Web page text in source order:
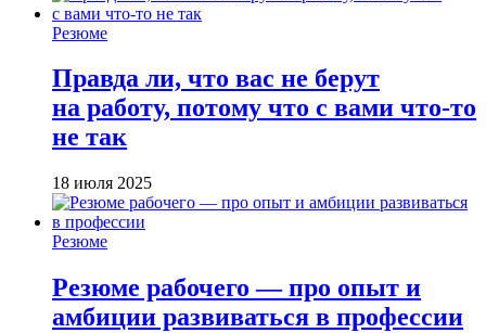
Резюме
Правда ли, что вас не берут
на работу, потому что с вами что-то
не так
18 июля 2025
Резюме
Резюме рабочего — про опыт и
амбиции развиваться в профессии